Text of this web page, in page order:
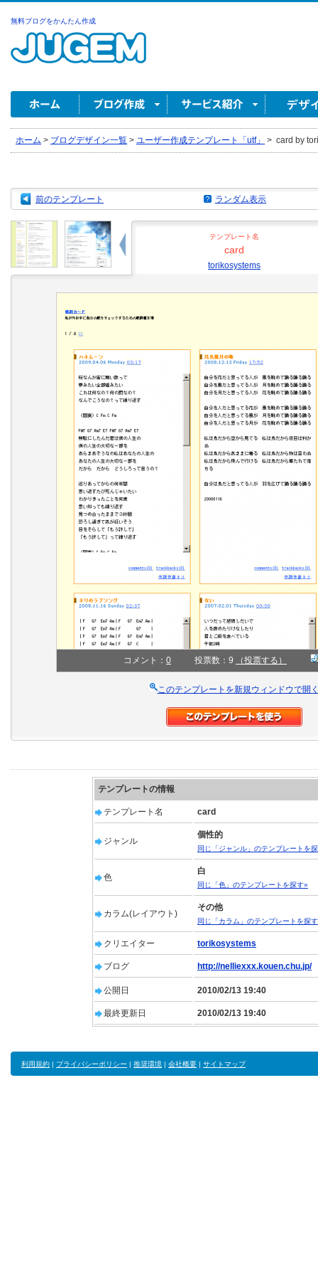
無料ブログをかんたん作成
ホーム > ブログデザイン一覧 > ユーザー作成テンプレート「utf」 > card by
前のテンプレート ランダム表示
テンプレート名
card
torikosystems
コメント： 0 投票数：9 （投票する）
このテンプレートを新規ウィンドウで開
テンプレートの情報
テンプレート名 card
ジャンル
個性的
同じ「ジャンル」のテンプレートを
色
白
同じ「色」のテンプレートを探す»
カラム(レイアウト)
その他
同じ「カラム」のテンプレートを探
クリエイター torikosystems
ブログ http://nelliexxx.kouen.chu.jp/
公開日 2010/02/13 19:40
最終更新日 2010/02/13 19:40
利用規約 | プライバシーポリシー | 推奨環境 | 会社概要 | サイトマップ